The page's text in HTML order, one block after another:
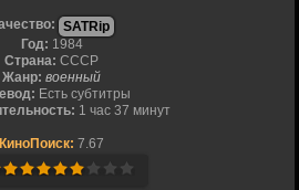
SATRip
Год: 1984
Страна: СССР
Жанр: военный
Есть субтитры
1 час 37 минут
КиноПоиск: 7.67